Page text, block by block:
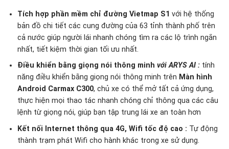
Tích hợp phần mềm chỉ đường Vietmap S1 với hệ thống
bản đồ chi tiết các cung đường của 63 tỉnh thành phố trên
cả nước giúp người lái nhanh chóng tìm ra các lộ trình ngắn
nhất, tiết kiệm thời gian tối ưu nhất.
Điều khiển bằng giọng nói thông minh với ARYS AI : tính
năng điều khiển bằng giọng nói thông minh trên Màn hình
Android Carmax C300, chủ xe có thể mở tất cả ứng dụng,
thực hiện mọi thao tác nhanh chóng chỉ thông qua các câu
lệnh từ giọng nói, giúp bạn tập trung lái xe an toàn hơn
Kết nối Internet thông qua 4G, Wifi tốc độ cao : Tự động
thành trạm phát Wifi cho hành khác trong xe sử dụng.